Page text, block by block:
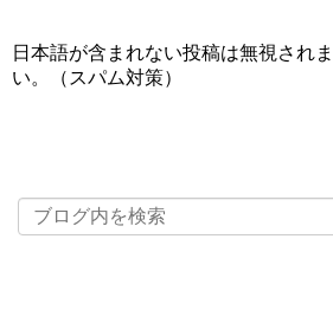
日本語が含まれない投稿は無視され
い。（スパム対策）